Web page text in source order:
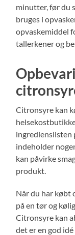
minutter, før du
bruges i
opvaskemiddel
tallerkener og
Citronsyre kan
ingredienslisten
indeholder
kan påvirke
produkt.
Når du har købt
på en tør og
Citronsyre kan
det er en god